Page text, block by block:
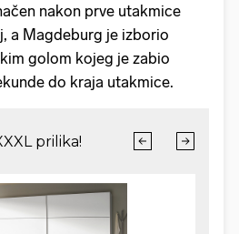
nakon prve utakmice
a Magdeburg je izborio
golom kojeg je zabio
do kraja utakmice.